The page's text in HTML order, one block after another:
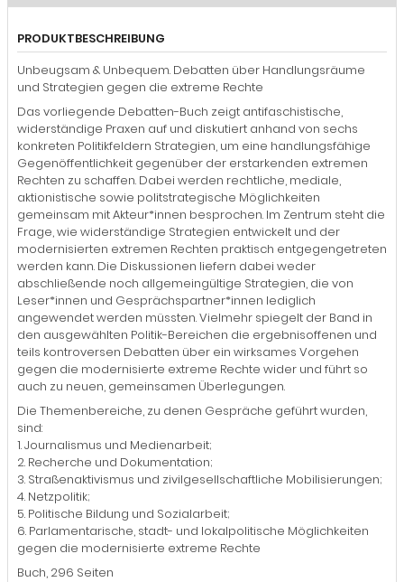
PRODUKTBESCHREIBUNG
Unbeugsam & Unbequem. Debatten über Handlungsräume
und Strategien gegen die extreme Rechte
Das vorliegende Debatten-Buch zeigt antifaschistische,
widerständige Praxen auf und diskutiert anhand von sechs
konkreten Politikfeldern Strategien, um eine handlungsfähige
Gegenöffentlichkeit gegenüber der erstarkenden extremen
Rechten zu schaffen. Dabei werden rechtliche, mediale,
aktionistische sowie politstrategische Möglichkeiten
gemeinsam mit Akteur*innen besprochen. Im Zentrum steht die
Frage, wie widerständige Strategien entwickelt und der
modernisierten extremen Rechten praktisch entgegengetreten
werden kann. Die Diskussionen liefern dabei weder
abschließende noch allgemeingültige Strategien, die von
Leser*innen und Gesprächspartner*innen lediglich
angewendet werden müssten. Vielmehr spiegelt der Band in
den ausgewählten Politik-Bereichen die ergebnisoffenen und
teils kontroversen Debatten über ein wirksames Vorgehen
gegen die modernisierte extreme Rechte wider und führt so
auch zu neuen, gemeinsamen Überlegungen.
Die Themenbereiche, zu denen Gespräche geführt wurden,
sind:
1. Journalismus und Medienarbeit;
2. Recherche und Dokumentation;
3. Straßenaktivismus und zivilgesellschaftliche Mobilisierungen;
4. Netzpolitik;
5. Politische Bildung und Sozialarbeit;
6. Parlamentarische, stadt- und lokalpolitische Möglichkeiten
gegen die modernisierte extreme Rechte
Buch, 296 Seiten